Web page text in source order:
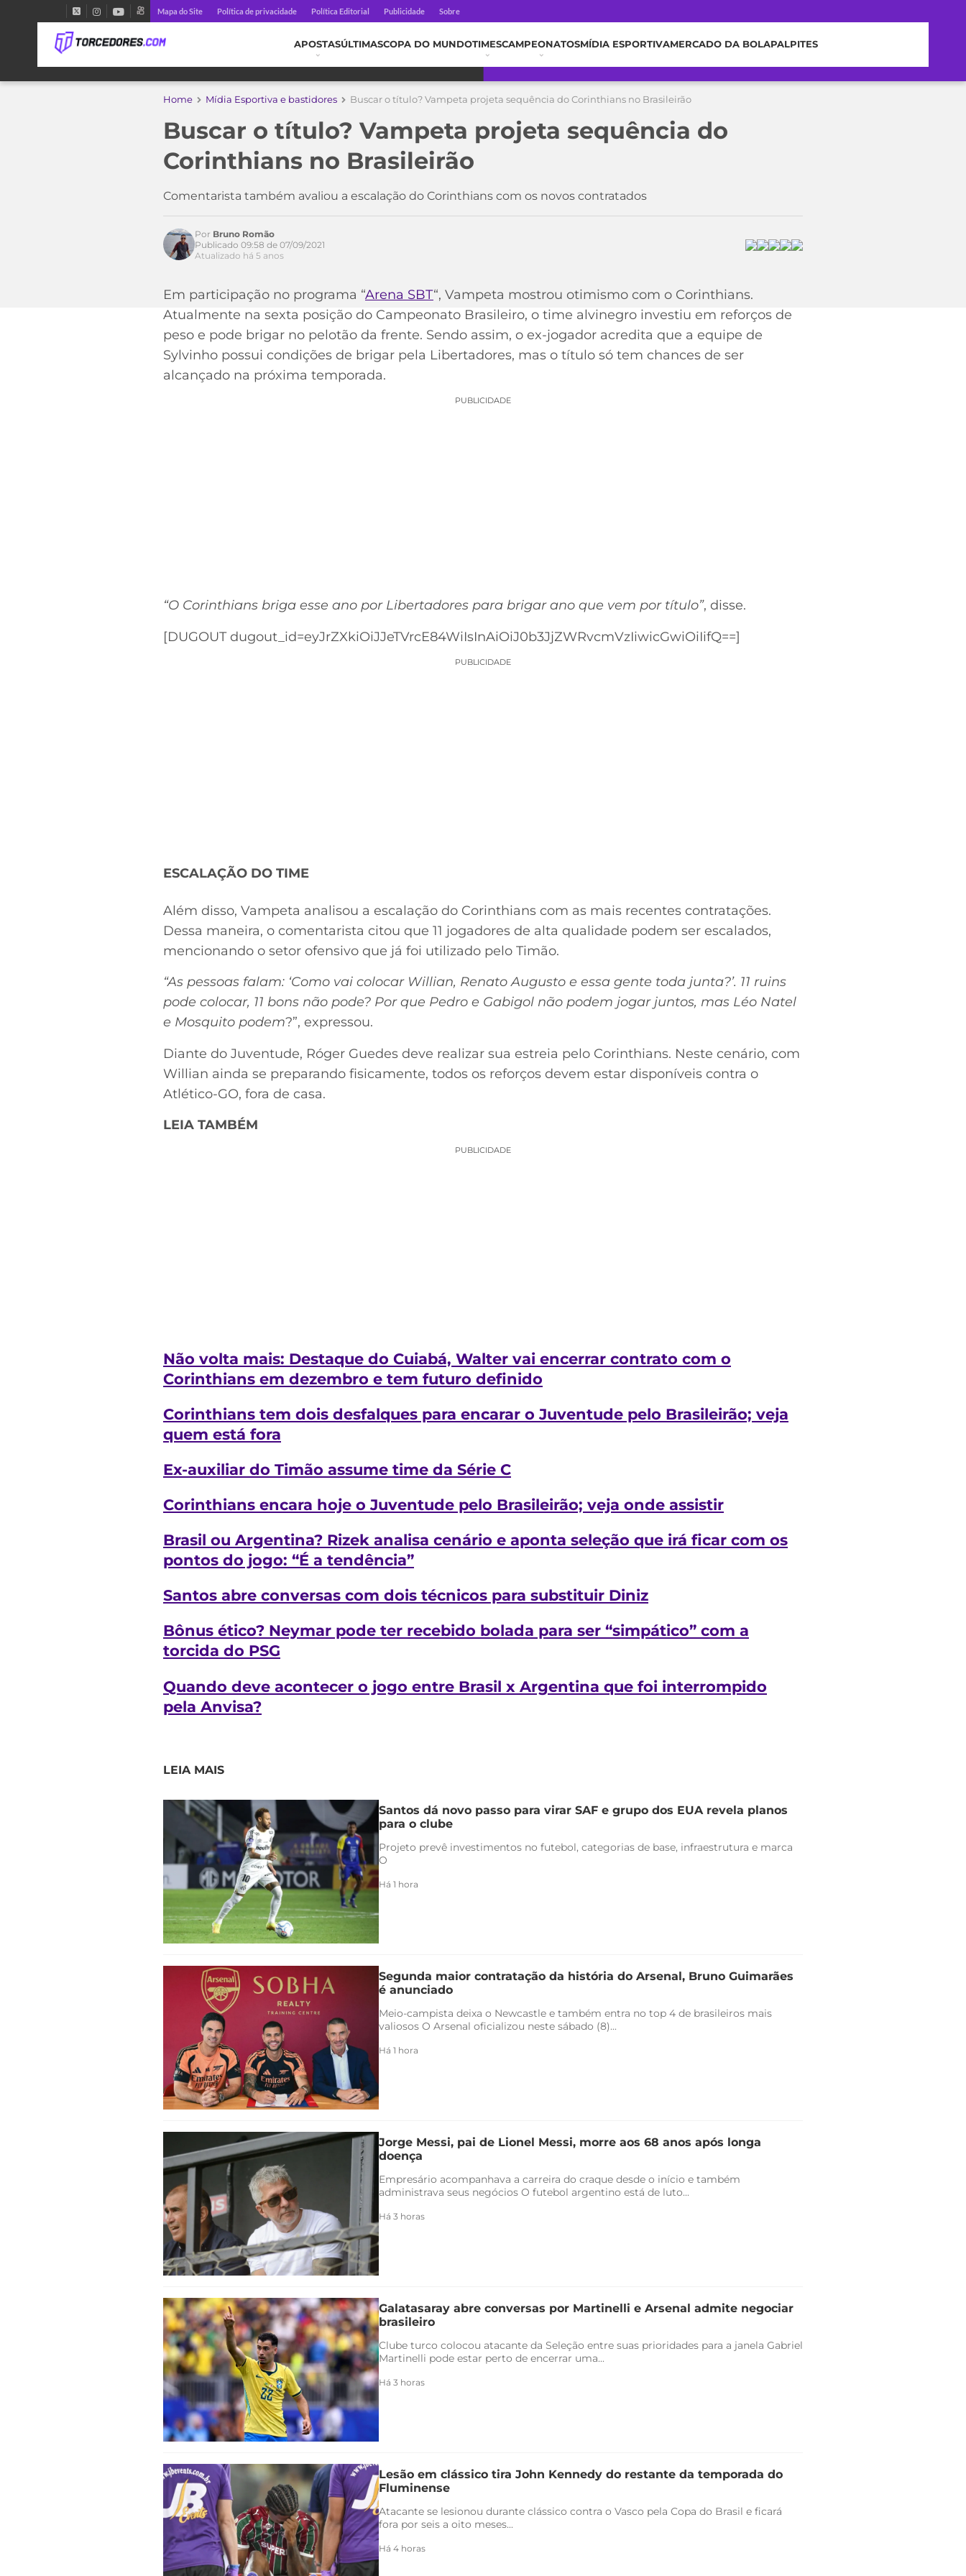
Mapa do Site Política de privacidade Política Editorial Publicidade Sobre
APOSTASÚLTIMASCOPA DO MUNDOTIMESCAMPEONATOSMÍDIA ESPORTIVAMERCADO DA BOLAPALPITES
Home Mídia Esportiva e bastidores Buscar o título? Vampeta projeta sequência do Corinthians no Brasileirão
Buscar o título? Vampeta projeta sequência do
Corinthians no Brasileirão
Comentarista também avaliou a escalação do Corinthians com os novos contratados
Por Bruno Romão
Publicado 09:58 de 07/09/2021
Atualizado há 5 anos
Em participação no programa “Arena SBT“, Vampeta mostrou otimismo com o Corinthians.
Atualmente na sexta posição do Campeonato Brasileiro, o time alvinegro investiu em reforços de
peso e pode brigar no pelotão da frente. Sendo assim, o ex-jogador acredita que a equipe de
Sylvinho possui condições de brigar pela Libertadores, mas o título só tem chances de ser
alcançado na próxima temporada.
PUBLICIDADE
“O Corinthians briga esse ano por Libertadores para brigar ano que vem por título”, disse.
[DUGOUT dugout_id=eyJrZXkiOiJJeTVrcE84WiIsInAiOiJ0b3JjZWRvcmVzIiwicGwiOiIifQ==]
PUBLICIDADE
ESCALAÇÃO DO TIME
Além disso, Vampeta analisou a escalação do Corinthians com as mais recentes contratações.
Dessa maneira, o comentarista citou que 11 jogadores de alta qualidade podem ser escalados,
mencionando o setor ofensivo que já foi utilizado pelo Timão.
“As pessoas falam: ‘Como vai colocar Willian, Renato Augusto e essa gente toda junta?’. 11 ruins
pode colocar, 11 bons não pode? Por que Pedro e Gabigol não podem jogar juntos, mas Léo Natel
e Mosquito podem?”, expressou.
Diante do Juventude, Róger Guedes deve realizar sua estreia pelo Corinthians. Neste cenário, com
Willian ainda se preparando fisicamente, todos os reforços devem estar disponíveis contra o
Atlético-GO, fora de casa.
LEIA TAMBÉM
PUBLICIDADE
Não volta mais: Destaque do Cuiabá, Walter vai encerrar contrato com o
Corinthians em dezembro e tem futuro definido
Corinthians tem dois desfalques para encarar o Juventude pelo Brasileirão; veja
quem está fora
Ex-auxiliar do Timão assume time da Série C
Corinthians encara hoje o Juventude pelo Brasileirão; veja onde assistir
Brasil ou Argentina? Rizek analisa cenário e aponta seleção que irá ficar com os
pontos do jogo: “É a tendência”
Santos abre conversas com dois técnicos para substituir Diniz
Bônus ético? Neymar pode ter recebido bolada para ser “simpático” com a
torcida do PSG
Quando deve acontecer o jogo entre Brasil x Argentina que foi interrompido
pela Anvisa?
LEIA MAIS
Santos dá novo passo para virar SAF e grupo dos EUA revela planos
para o clube
Projeto prevê investimentos no futebol, categorias de base, infraestrutura e marca
O
Há 1 hora
Segunda maior contratação da história do Arsenal, Bruno Guimarães
é anunciado
Meio-campista deixa o Newcastle e também entra no top 4 de brasileiros mais
valiosos O Arsenal oficializou neste sábado (8)...
Há 1 hora
Jorge Messi, pai de Lionel Messi, morre aos 68 anos após longa
doença
Empresário acompanhava a carreira do craque desde o início e também
administrava seus negócios O futebol argentino está de luto...
Há 3 horas
Galatasaray abre conversas por Martinelli e Arsenal admite negociar
brasileiro
Clube turco colocou atacante da Seleção entre suas prioridades para a janela Gabriel
Martinelli pode estar perto de encerrar uma...
Há 3 horas
Lesão em clássico tira John Kennedy do restante da temporada do
Fluminense
Atacante se lesionou durante clássico contra o Vasco pela Copa do Brasil e ficará
fora por seis a oito meses...
Há 4 horas